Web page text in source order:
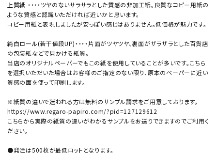
上質紙 ・・・・ツヤのないサラサラとした質感の非加工紙。良質なコピー用紙の
ような質感と認識いただければ近いかと思います。
コピー用紙と表現しましたが安っぽい感じはありません。低価格が魅力です。
純白ロール(若干値段UP)・・・・片面がツヤツヤ、裏面がザラザラとした百貨店
の包装紙などで見かける紙質。
当店のオリジナルペーパーでもこの紙を使用していることが多いです。こちら
を選択いただいた場合はお客様のご指定のない限り、原本のペーパーに近い
質感の面を使って印刷します。
※紙質の違いで迷われる方は無料のサンプル請求をご用意しております。
https://www.regaro-papiro.com/?pid=127129612
こちらから実際の紙質の違いがわかるサンプルをお送りできますのでご利用く
ださい。
●発注は500枚が最低ロットとなります。